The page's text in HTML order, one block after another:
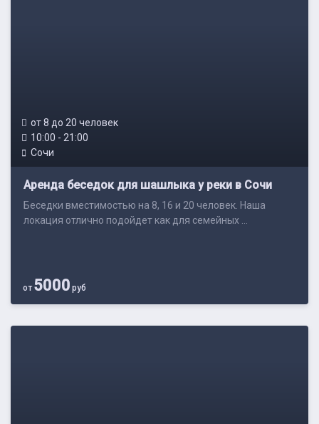
от 8 до 20 человек
10:00 - 21:00
Сочи
Аренда беседок для шашлыка у реки в Сочи
Беседки вместимостью на 8, 16 и 20 человек. Наша
локация отлично подойдет как для семейных ...
от5000 руб